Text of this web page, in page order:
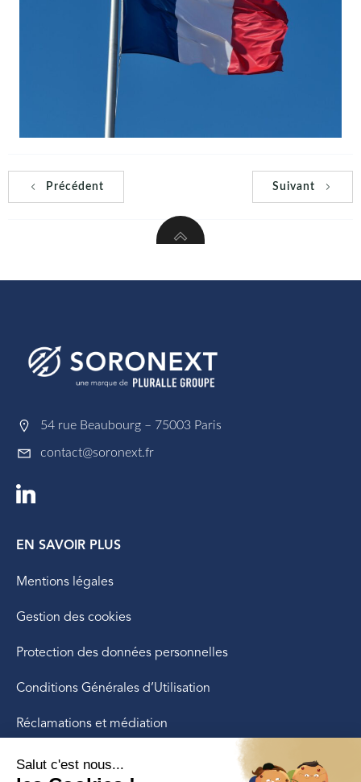
Précédent Suivant
54 rue Beaubourg – 75003 Paris
contact@soronext.fr
EN SAVOIR PLUS
Mentions légales
Gestion des cookies
Protection des données personnelles
Conditions Générales d’Utilisation
Réclamations et médiation
LE GROUPE